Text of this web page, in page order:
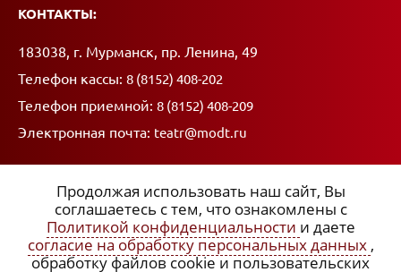
КОНТАКТЫ:
Адрес:
183038, г. Мурманск, пр. Ленина, 49
Телефон кассы: 8 (8152) 408-202
Телефон приемной: 8 (8152) 408-209
Электронная почта: teatr@modt.ru
ССЫЛКИ:
Продолжая использовать наш сайт, Вы
соглашаетесь с тем, что ознакомлены с
Политикой конфиденциальности и даете
согласие на обработку персональных данных ,
обработку файлов cookie и пользовательских